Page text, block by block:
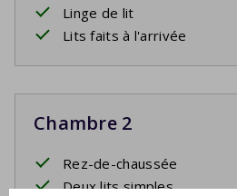
Linge de lit
Lits faits à l'arrivée
Chambre 2
Rez-de-chaussée
Deux lits simples